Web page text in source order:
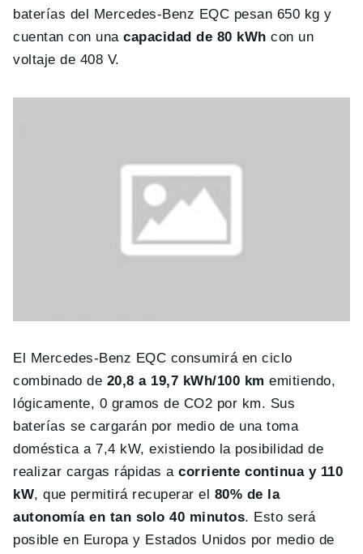
baterías del Mercedes-Benz EQC pesan 650 kg y
cuentan con unacapacidad de 80 kWh con un
voltaje de 408 V.
El Mercedes-Benz EQC consumirá en ciclo
combinado de 20,8 a 19,7 kWh/100 km emitiendo,
lógicamente, 0 gramos de CO2 por km. Sus
baterías se cargarán por medio de una toma
doméstica a 7,4 kW, existiendo la posibilidad de
realizar cargas rápidas acorriente continua y 110
kW, que permitirá recuperar el 80% de la
autonomía en tan solo 40 minutos. Esto será
posible en Europa y Estados Unidos por medio de